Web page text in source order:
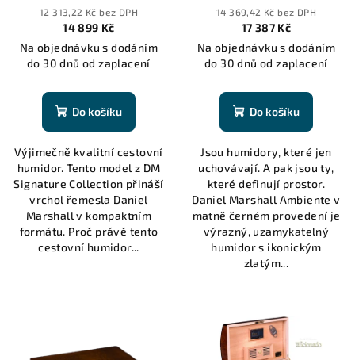
20 cigars
12 313,22 Kč bez DPH
14 899 Kč
Na objednávku s dodáním
do 30 dnů od zaplacení
Do košíku
Výjimečně kvalitní cestovní
humidor. Tento model z DM
Signature Collection přináší
vrchol řemesla Daniel
Marshall v kompaktním
formátu. Proč právě tento
cestovní humidor...
Daniel Marshall in black
matte with lift out tray -
14 369,42 Kč bez DPH
17 387 Kč
Na objednávku s dodáním
do 30 dnů od zaplacení
Do košíku
Jsou humidory, které jen
uchovávají. A pak jsou ty,
které definují prostor.
Daniel Marshall Ambiente v
matně černém provedení je
výrazný, uzamykatelný
humidor s ikonickým
zlatým...